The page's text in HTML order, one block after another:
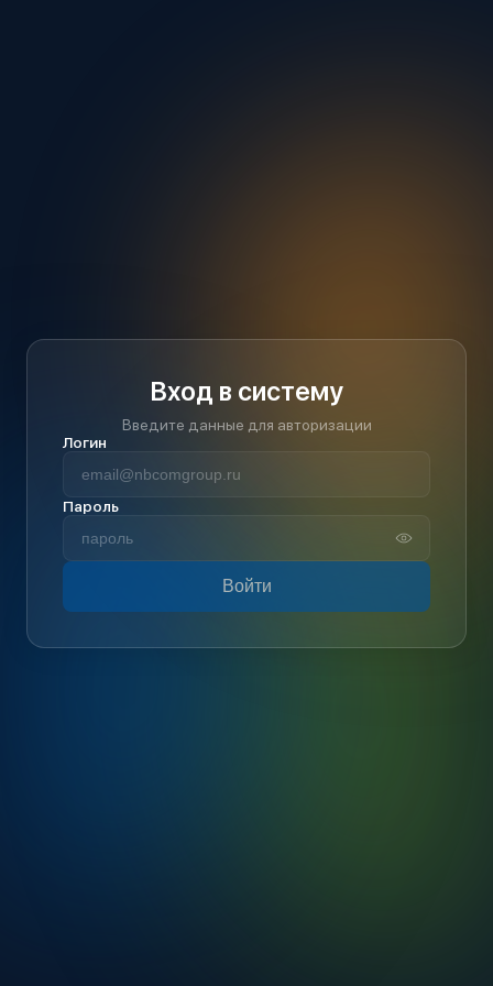
Вход в систему
Введите данные для авторизации
Логин
Пароль
Войти